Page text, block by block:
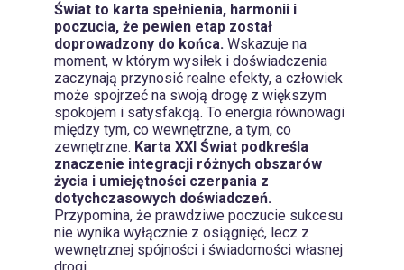
Świat to karta spełnienia, harmonii i
poczucia, że pewien etap został
doprowadzony do końca. Wskazuje na
moment, w którym wysiłek i doświadczenia
zaczynają przynosić realne efekty, a człowiek
może spojrzeć na swoją drogę z większym
spokojem i satysfakcją. To energia równowagi
między tym, co wewnętrzne, a tym, co
zewnętrzne. Karta XXI Świat podkreśla
znaczenie integracji różnych obszarów
życia i umiejętności czerpania z
dotychczasowych doświadczeń.
Przypomina, że prawdziwe poczucie sukcesu
nie wynika wyłącznie z osiągnięć, lecz z
wewnętrznej spójności i świadomości własnej